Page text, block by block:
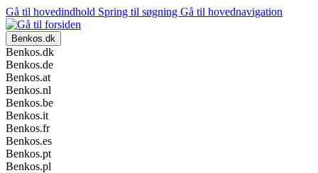
Gå til hovedindhold Spring til søgning Gå til hovednavigation
Benkos.dk
Benkos.dk
Benkos.de
Benkos.at
Benkos.nl
Benkos.be
Benkos.it
Benkos.fr
Benkos.es
Benkos.pt
Benkos.pl